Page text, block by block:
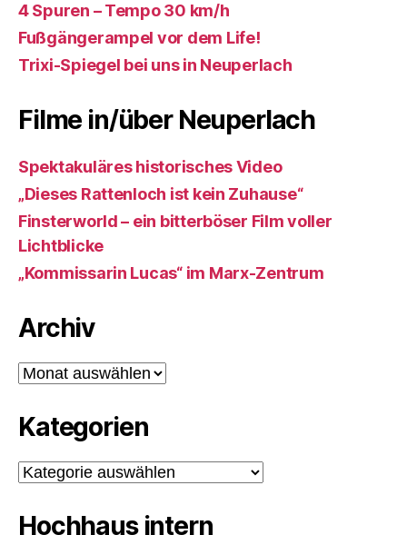
4 Spuren – Tempo 30 km/h
Fußgängerampel vor dem Life!
Trixi-Spiegel bei uns in Neuperlach
Filme in/über Neuperlach
Spektakuläres historisches Video
„Dieses Rattenloch ist kein Zuhause“
Finsterworld – ein bitterböser Film voller
Lichtblicke
„Kommissarin Lucas“ im Marx-Zentrum
Archiv
Archiv
Kategorien
Kategorien
Hochhaus intern